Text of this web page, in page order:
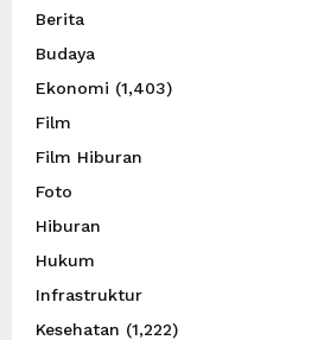
Berita
Budaya
Ekonomi (1,403)
Film
Film Hiburan
Foto
Hiburan
Hukum
Infrastruktur
Kesehatan (1,222)